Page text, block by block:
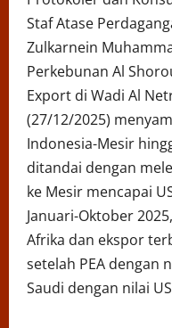
Staf Atase
Zulkarnein
Perkebunan Al
Export di Wadi Al
(27/12/2025)
Indonesia-Mesir
ditandai dengan
ke Mesir mencapai
Januari-Oktober
Afrika dan ekspor
setelah PEA dengan
Saudi dengan nilai